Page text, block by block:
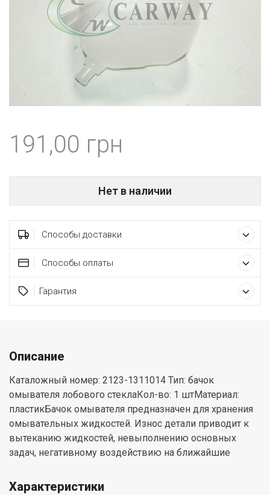
191,00
Нет в наличии
Способы доставки
Способы оплаты
Гарантия
Описание
Каталожный номер: 2123-1311014 Тип: бачок
омывателя лобового стеклаКол-во: 1 штМатериал:
пластикБачок омывателя предназначен для хранения
омывательных жидкостей. Износ детали приводит к
вытеканию жидкостей, невыполнению основных
задач, негативному воздействию на ближайшие
Характеристики